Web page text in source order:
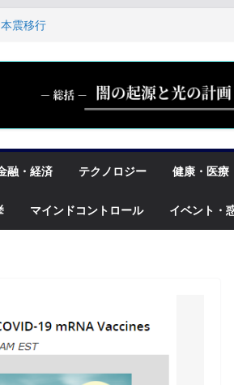
震移行
た
去には
のコン
融・経済 テクノロジー 健康・医療
マインドコントロール イベント・